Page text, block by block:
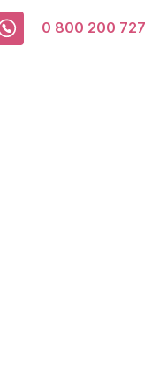
0 800 200 727